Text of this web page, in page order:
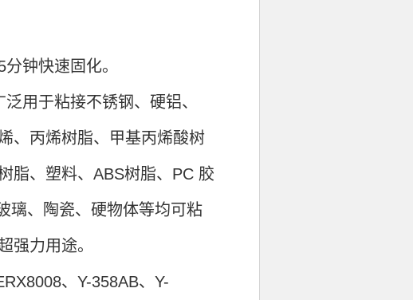
钟快速固化。
用于粘接不锈钢、硬铝、
、丙烯树脂、甲基丙烯酸树
脂、塑料、ABS树脂、PC 胶
璃、陶瓷、硬物体等均可粘
强力用途。
、Y-358AB、Y-